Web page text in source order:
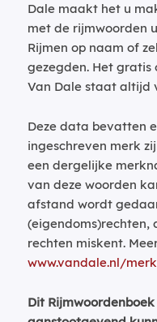
Dale maakt het u
met de rijmwoorden
Rijmen op naam of
gezegden. Het gratis
Van Dale staat altijd
Deze data bevatten
ingeschreven merk
een dergelijke
van deze woorden
afstand wordt
(eigendoms)rechten,
rechten miskent.
www.vandale.nl/
Dit